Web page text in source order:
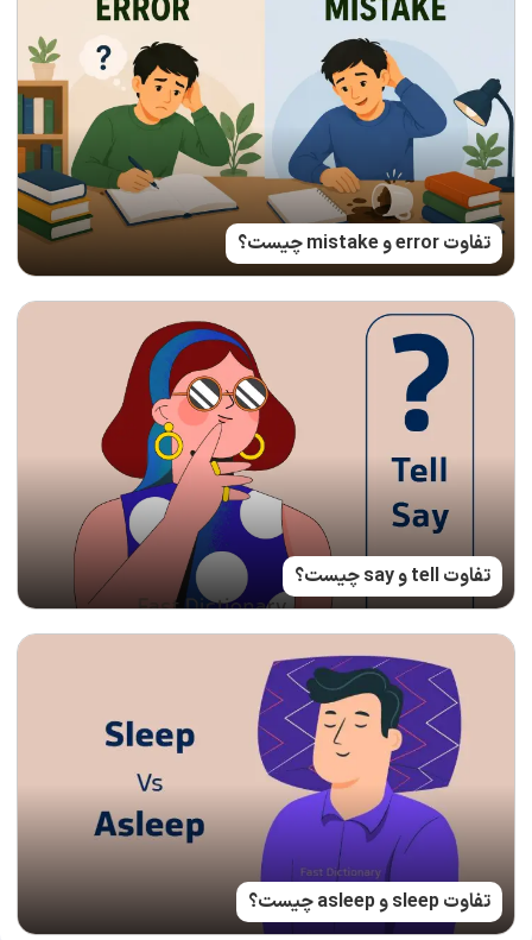
تفاوت error و mistake چیست؟
تفاوت tell و say چیست؟
تفاوت sleep و asleep چیست؟